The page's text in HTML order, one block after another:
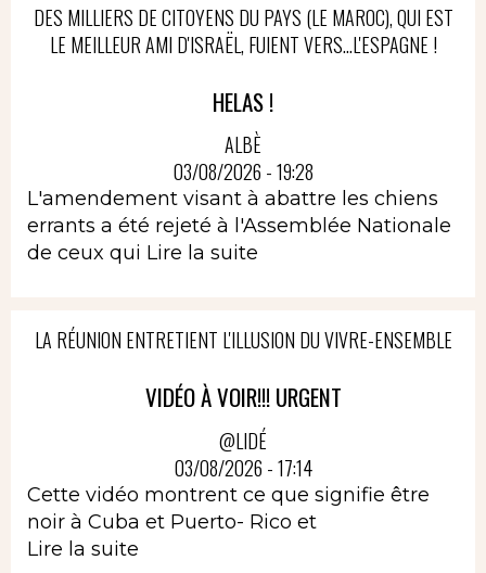
DES MILLIERS DE CITOYENS DU PAYS (LE MAROC), QUI EST
LE MEILLEUR AMI D'ISRAËL, FUIENT VERS...L'ESPAGNE !
HELAS !
ALBÈ
03/08/2026 - 19:28
L'amendement visant à abattre les chiens
errants a été rejeté à l'Assemblée Nationale
de ceux qui Lire la suite
LA RÉUNION ENTRETIENT L'ILLUSION DU VIVRE-ENSEMBLE
VIDÉO À VOIR!!! URGENT
@LIDÉ
03/08/2026 - 17:14
Cette vidéo montrent ce que signifie être
noir à Cuba et Puerto- Rico et
Lire la suite